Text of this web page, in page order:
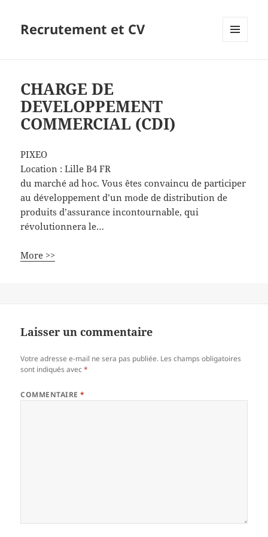
Recrutement et CV
CHARGE DE
DEVELOPPEMENT
COMMERCIAL (CDI)
PIXEO
Location :Lille B4 FR
du marché ad hoc. Vous êtes convaincu de participer
au développement d’un mode de distribution de
produits d’assurance incontournable, qui
révolutionnera le…
More >>
Laisser un commentaire
Votre adresse e-mail ne sera pas publiée. Les champs obligatoires
sont indiqués avec*
COMMENTAIRE*